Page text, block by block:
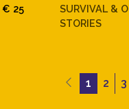
€ 25
SURVIVAL &
STORIES
1 2 3